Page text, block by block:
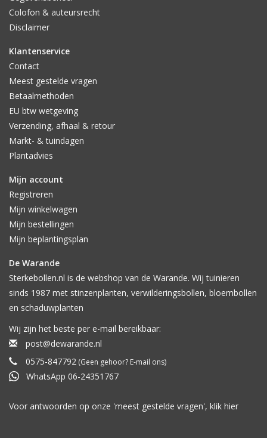
Colofon & auteursrecht
Disclaimer
Klantenservice
Contact
Meest gestelde vragen
Betaalmethoden
EU btw wetgeving
Verzending, afhaal & retour
Markt- & tuindagen
Plantadvies
Mijn account
Registreren
Mijn winkelwagen
Mijn bestellingen
Mijn beplantingsplan
De Warande
Sterkebollen.nl is de webshop van de Warande. Wij tuinieren
sinds 1987 met stinzenplanten, verwilderingsbollen, bloembollen
en schaduwplanten
Wij zijn het beste per e-mail bereikbaar:
post@dewarande.nl
0575-847792 (Geen gehoor? E-mail ons)
WhatsApp 06-24351767
Voor antwoorden op onze 'meest gestelde vragen', klik hier